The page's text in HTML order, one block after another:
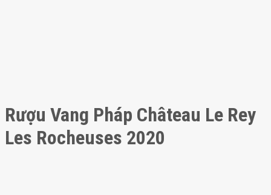
Rượu Vang Pháp Château Le Rey
Les Rocheuses 2020